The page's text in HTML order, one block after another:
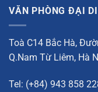
VĂN PHÒNG ĐẠI
Toà C14 Bắc Hà,
Q.Nam Từ Liêm, Hà
Tel: (+84) 943 858